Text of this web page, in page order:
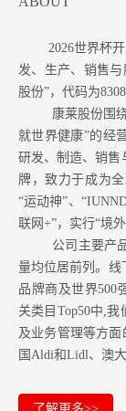
2026世界杯
发、生产、销售
股份”，代码为
康莱股份围
就世界健康”的经
研发、制造、销售
牌，致力于成为
“运动神”、
联网+”，实行“境
公司主要产
量均位居前列。 线
品牌商及世界500
关类目Top50中,
及业务管理等方面
国Aldi和Lidl、澳大